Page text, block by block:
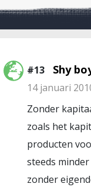
#13 Shy
14 januari
Zonder
zoals het
producten
steeds
zonder